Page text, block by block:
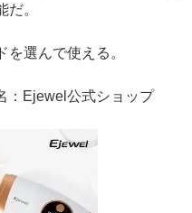
。
選んで使える。
：Ejewel公式ショップ